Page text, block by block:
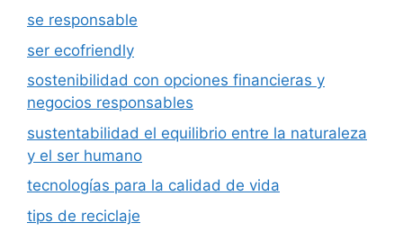
se responsable
ser ecofriendly
sostenibilidad con opciones financieras y
negocios responsables
sustentabilidad el equilibrio entre la naturaleza
y el ser humano
tecnologías para la calidad de vida
tips de reciclaje